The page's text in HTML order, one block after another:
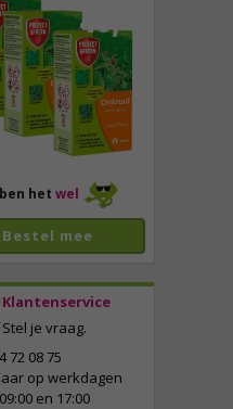
40,
het wel
Bestel mee
Klantenservice
Stel je vraag.
72 08 75
op werkdagen
en 17:00